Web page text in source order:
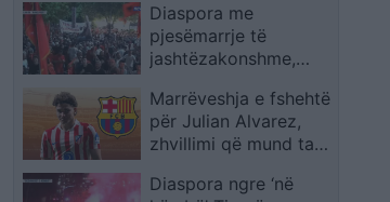
Diaspora me
pjesëmarrje të
jashtëzakonshme,
te komisariati 3: Lironi
çunat! Arrestoni
Ramën
Marrëveshja e fshehtë
për Julian Alvarez,
zhvillimi që mund ta
Diaspora ngre ‘në